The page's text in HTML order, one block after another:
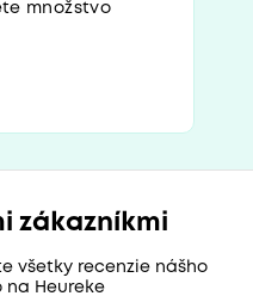
množstvo
zákazníkmi
všetky recenzie nášho
na Heureke